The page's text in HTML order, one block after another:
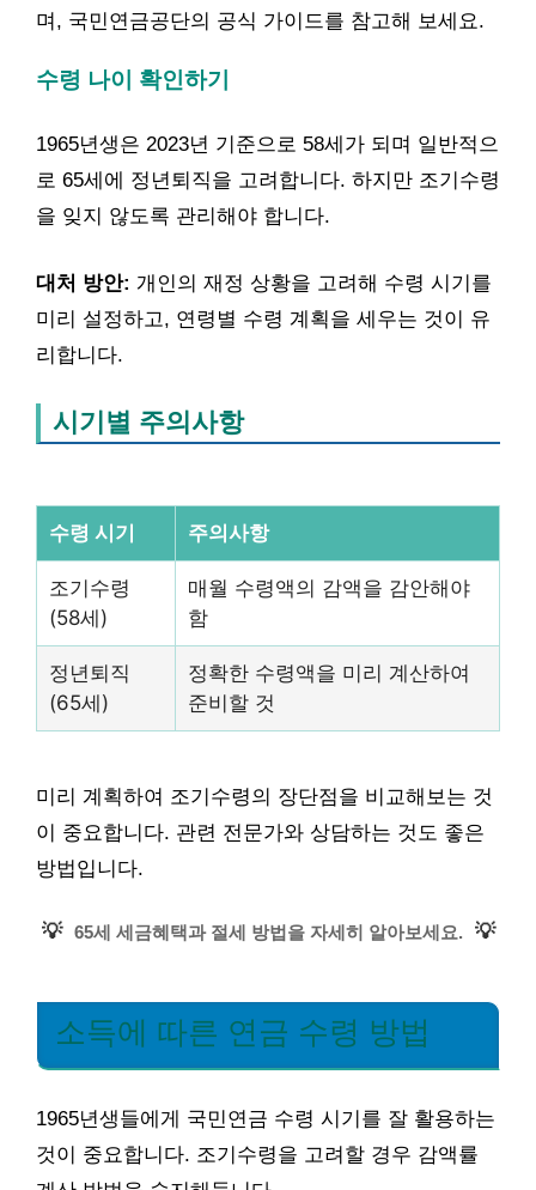
며, 국민연금공단의 공식 가이드를 참고해 보세요.
수령 나이 확인하기
1965년생은 2023년 기준으로 58세가 되며 일반적으
로 65세에 정년퇴직을 고려합니다. 하지만 조기수령
을 잊지 않도록 관리해야 합니다.
대처 방안: 개인의 재정 상황을 고려해 수령 시기를
미리 설정하고, 연령별 수령 계획을 세우는 것이 유
리합니다.
시기별 주의사항
수령 시기 주의사항
조기수령
(58세)
매월 수령액의 감액을 감안해야
함
정년퇴직
(65세)
정확한 수령액을 미리 계산하여
준비할 것
미리 계획하여 조기수령의 장단점을 비교해보는 것
이 중요합니다. 관련 전문가와 상담하는 것도 좋은
방법입니다.
💡 65세 세금혜택과 절세 방법을 자세히 알아보세요. 💡
소득에 따른 연금 수령 방법
1965년생들에게 국민연금 수령 시기를 잘 활용하는
것이 중요합니다. 조기수령을 고려할 경우 감액률